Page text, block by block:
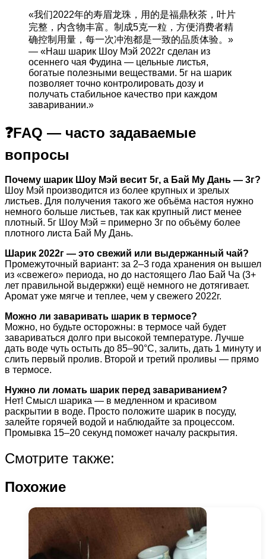
«我们2022年的寿眉龙珠，用的是福鼎秋茶，叶片
完整，内含物丰富。制成5克一粒，方便消费者精
确控制用量，每一次冲泡都是一致的品质体验。»
— «Наш шарик Шоу Мэй 2022г сделан из
осеннего чая Фудина — цельные листья,
богатые полезными веществами. 5г на шарик
позволяет точно контролировать дозу и
получать стабильное качество при каждом
заваривании.»
❓FAQ — часто задаваемые
вопросы
Почему шарик Шоу Мэй весит 5г, а Бай Му Дань — 3г?
Шоу Мэй производится из более крупных и зрелых
листьев. Для получения такого же объёма настоя нужно
немного больше листьев, так как крупный лист менее
плотный. 5г Шоу Мэй = примерно 3г по объёму более
плотного листа Бай Му Дань.
Шарик 2022г — это свежий или выдержанный чай?
Промежуточный вариант: за 2–3 года хранения он вышел
из «свежего» периода, но до настоящего Лао Бай Ча (3+
лет правильной выдержки) ещё немного не дотягивает.
Аромат уже мягче и теплее, чем у свежего 2022г.
Можно ли заваривать шарик в термосе?
Можно, но будьте осторожны: в термосе чай будет
завариваться долго при высокой температуре. Лучше
дать воде чуть остыть до 85–90°C, залить, дать 1 минуту и
слить первый пролив. Второй и третий проливы — прямо
в термосе.
Нужно ли ломать шарик перед завариванием?
Нет! Смысл шарика — в медленном и красивом
раскрытии в воде. Просто положите шарик в посуду,
залейте горячей водой и наблюдайте за процессом.
Промывка 15–20 секунд поможет началу раскрытия.
Смотрите также:
Похожие